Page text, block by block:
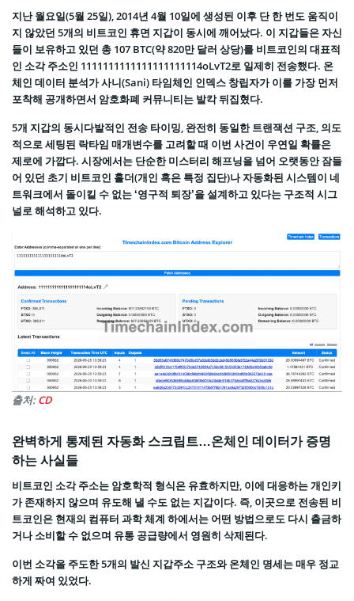
지난 월요일(5월 25일), 2014년 4월 10일에 생성된 이후 단 한 번도 움직이
지 않았던 5개의 비트코인 휴면 지갑이 동시에 깨어났다. 이 지갑들은 자신
들이 보유하고 있던 총 107 BTC(약 820만 달러 상당)를 비트코인의 대표적
인 소각 주소인 1111111111111111111114oLvT2로 일제히 전송했다. 온
체인 데이터 분석가 사니(Sani) 타임체인 인덱스 창립자가 이를 가장 먼저
포착해 공개하면서 암호화폐 커뮤니티는 발칵 뒤집혔다.
5개 지갑의 동시다발적인 전송 타이밍, 완전히 동일한 트랜잭션 구조, 의도
적으로 세팅된 락타임 매개변수를 고려할 때 이번 사건이 우연일 확률은
제로에 가깝다. 시장에서는 단순한 미스터리 해프닝을 넘어 오랫동안 잠들
어 있던 초기 비트코인 홀더(개인 혹은 특정 집단)나 자동화된 시스템이 네
트워크에서 돌이킬 수 없는 ‘영구적 퇴장’을 설계하고 있다는 구조적 시그
널로 해석하고 있다.
출처:CD
완벽하게 통제된 자동화 스크립트…온체인 데이터가 증명
하는 사실들
비트코인 소각 주소는 암호학적 형식은 유효하지만, 이에 대응하는 개인키
가 존재하지 않으며 유도해 낼 수도 없는 지갑이다. 즉, 이곳으로 전송된 비
트코인은 현재의 컴퓨터 과학 체계 하에서는 어떤 방법으로도 다시 출금하
거나 소비할 수 없으며 유통 공급량에서 영원히 삭제된다.
이번 소각을 주도한 5개의 발신 지갑주소 구조와 온체인 명세는 매우 정교
하게 짜여 있었다.